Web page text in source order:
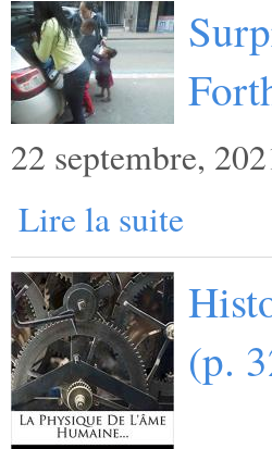
22 septembre,
Lire la suite
(p.